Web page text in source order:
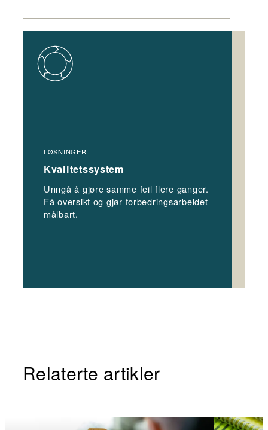
LØSNINGER
Kvalitetssystem
Unngå å gjøre samme feil flere ganger.
Få oversikt og gjør forbedringsarbeidet
målbart.
Relaterte artikler